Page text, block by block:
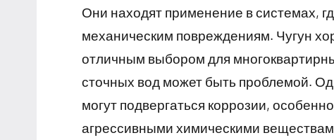
Они находят применение в системах,
механическим повреждениям. Чугун
отличным выбором для
сточных вод может быть проблемой.
могут подвергаться коррозии,
агрессивными химическими